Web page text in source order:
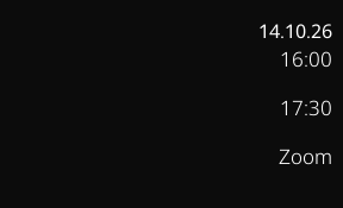
14.10.26
16:00
17:30
Zoom